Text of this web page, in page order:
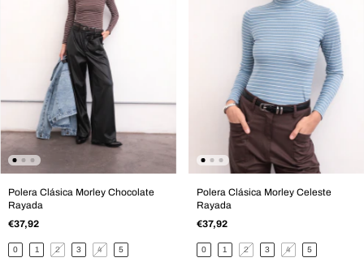
Polera Clásica Morley Chocolate
Rayada
€37,92
0 1 2 3 4 5
Polera Clásica Morley Celeste
Rayada
€37,92
0 1 2 3 4 5